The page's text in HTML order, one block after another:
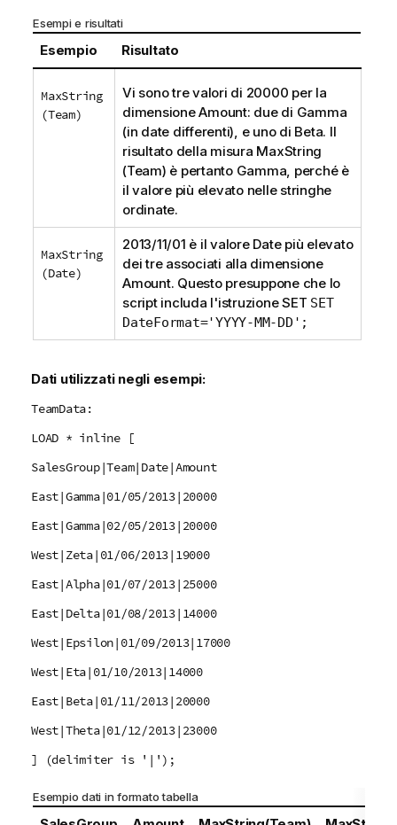
o
r
m
t
i
Esempi e risultati
Esempio Risultato
MaxString
(Team)
Vi sono tre valori di 20000 per la
dimensioneAmount: due di Gamma
(in date differenti), e uno di Beta. Il
risultato della misura MaxString
(Team) è pertanto Gamma , perché è
il valore più elevato nelle stringhe
ordinate.
MaxString
(Date)
2013/11/01 è il valore Datepiù elevato
dei tre associati alla dimensione
Amount. Questo presuppone che lo
script includa l'istruzioneSET SET
DateFormat='YYYY-MM-DD';
Dati utilizzati negli esempi:
TeamData:
LOAD * inline [
SalesGroup|Team|Date|Amount
East|Gamma|01/05/2013|20000
East|Gamma|02/05/2013|20000
West|Zeta|01/06/2013|19000
East|Alpha|01/07/2013|25000
East|Delta|01/08/2013|14000
West|Epsilon|01/09/2013|17000
West|Eta|01/10/2013|14000
East|Beta|01/11/2013|20000
West|Theta|01/12/2013|23000
] (delimiter is '|');
Esempio dati in formato tabella